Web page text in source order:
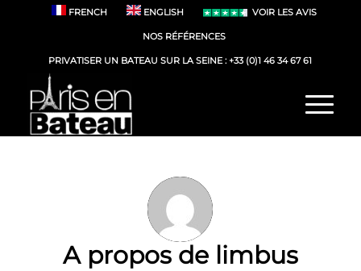
FRENCH ENGLISH VOIR LES AVIS
NOS RÉFÉRENCES
PRIVATISER UN BATEAU SUR LA SEINE :+33 (0)1 46 34 67 61
A propos de limbus